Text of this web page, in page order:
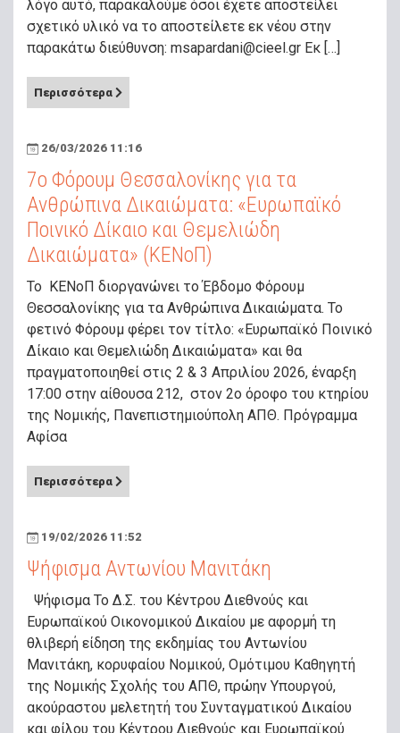
λόγο αυτό, παρακαλούμε όσοι έχετε αποστείλει
σχετικό υλικό να το αποστείλετε εκ νέου στην
παρακάτω διεύθυνση: msapardani@cieel.gr Εκ […]
Περισσότερα
26/03/2026 11:16
7o Φόρουμ Θεσσαλονίκης για τα
Ανθρώπινα Δικαιώματα: «Ευρωπαϊκό
Ποινικό Δίκαιο και Θεμελιώδη
Δικαιώματα» (ΚΕΝοΠ)
Το ΚΕΝοΠ διοργανώνει το Έβδομο Φόρουμ
Θεσσαλονίκης για τα Ανθρώπινα Δικαιώματα. Το
φετινό Φόρουμ φέρει τον τίτλο: «Ευρωπαϊκό Ποινικό
Δίκαιο και Θεμελιώδη Δικαιώματα» και θα
πραγματοποιηθεί στις 2 & 3 Απριλίου 2026, έναρξη
17:00 στην αίθουσα 212, στον 2ο όροφο του κτηρίου
της Νομικής, Πανεπιστημιούπολη ΑΠΘ. Πρόγραμμα
Αφίσα
Περισσότερα
19/02/2026 11:52
Ψήφισμα Αντωνίου Μανιτάκη
Ψήφισμα Το Δ.Σ. του Κέντρου Διεθνούς και
Ευρωπαϊκού Οικονομικού Δικαίου με αφορμή τη
θλιβερή είδηση της εκδημίας του Αντωνίου
Μανιτάκη, κορυφαίου Νομικού, Ομότιμου Καθηγητή
της Νομικής Σχολής του ΑΠΘ, πρώην Υπουργού,
ακούραστου μελετητή του Συνταγματικού Δικαίου
και φίλου του Κέντρου Διεθνούς και Ευρωπαϊκού